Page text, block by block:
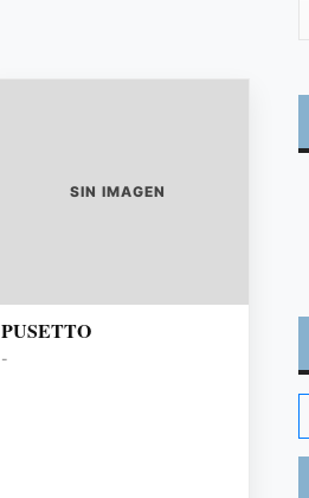
SIN IMAGEN
PUSETTO
-